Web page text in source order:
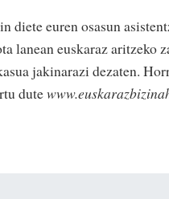
diete euren osasun
lanean euskaraz aritzeko
jakinarazi dezaten.
dute